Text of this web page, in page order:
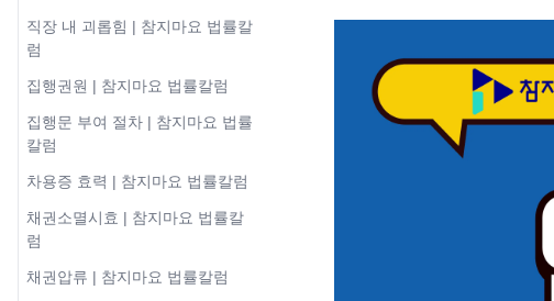
직장 내 괴롭힘 | 참지마요 법률칼
럼
집행권원 | 참지마요 법률칼럼
집행문 부여 절차 | 참지마요 법률
칼럼
차용증 효력 | 참지마요 법률칼럼
채권소멸시효 | 참지마요 법률칼
럼
채권압류 | 참지마요 법률칼럼